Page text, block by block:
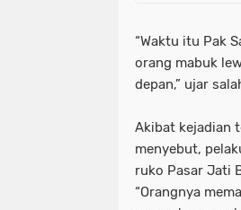
“Waktu itu Pak
orang mabuk
depan,” ujar
Akibat kejadian
menyebut,
ruko Pasar Jati
“Orangnya